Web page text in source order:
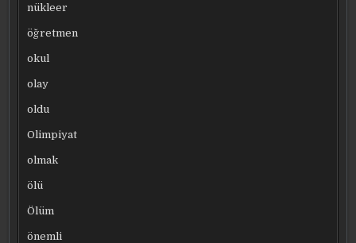
nükleer
öğretmen
okul
olay
oldu
Olimpiyat
olmak
ölü
Ölüm
önemli